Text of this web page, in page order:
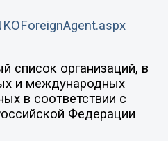
список организаций, в
и международных
в соответствии с
Федерации